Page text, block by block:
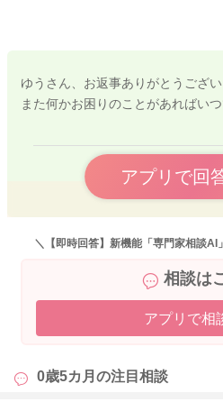
ゆうさん、お返事ありがとうござい
また何かお困りのことがあればい
アプリで回
＼【即時回答】新機能「専門家相談AI
相談は
アプリで相
0歳5カ月の注目相談